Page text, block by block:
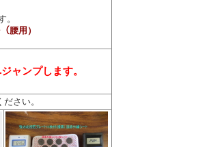
。
腰用）
ャンプします。
さい。